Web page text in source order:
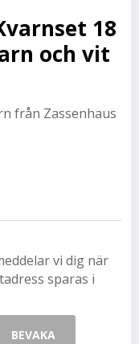
18
och vit
från Zassenhaus
vi dig när
sparas i
BEVAKA